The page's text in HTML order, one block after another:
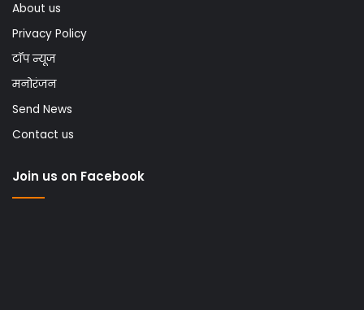
About us
Privacy Policy
टॉप न्यूज
मनोरंजन
Send News
Contact us
Join us on Facebook